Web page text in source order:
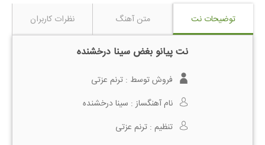
توضیحات نت متن آهنگ نظرات کاربران
نت پیانو بغض سینا درخشنده
فروش توسط : ترنم عزتی
نام آهنگساز : سینا درخشنده
تنظیم : ترنم عزتی